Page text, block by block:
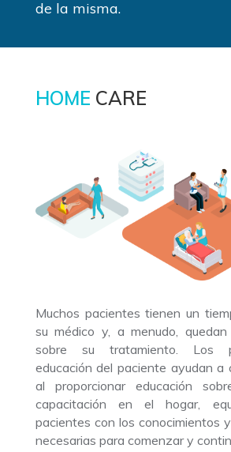
de la misma.
HOME CARE
Muchos pacientes tienen un
su médico y, a menudo,
sobre su tratamiento. Los
educación del paciente ayudan a
al proporcionar educación
capacitación en el hogar,
pacientes con los conocimientos
necesarias para comenzar y